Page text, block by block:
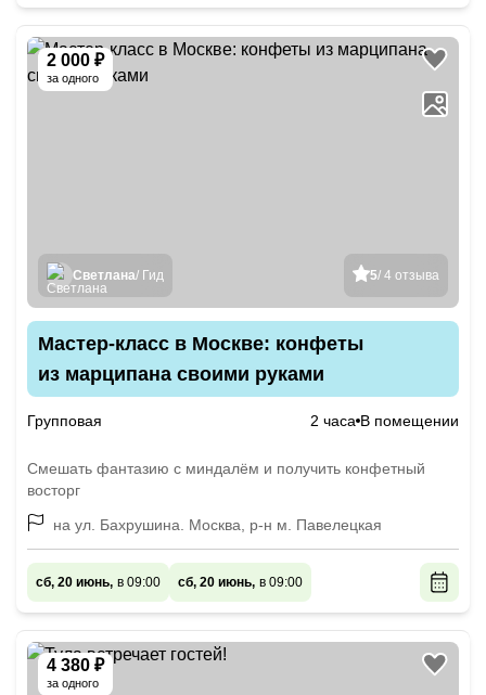
2 000 ₽
за одного
5/ 4 отзыва
Светлана/ Гид
Мастер-класс в Москве: конфеты
из марципана своими руками
Групповая 2 часа В помещении
Смешать фантазию с миндалём и получить конфетный
восторг
на ул. Бахрушина. Москва, р-н м. Павелецкая
сб, 20 июнь, в 09:00 сб, 20 июнь, в 09:00
4 380 ₽
за одного